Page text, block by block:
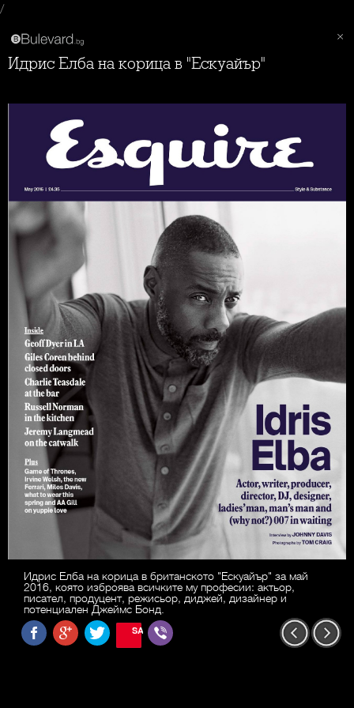
/
Идрис Елба на корица в "Ескуайър"
Идрис Елба на корица в британското "Ескуайър" за май
2016, която изброява всичките му професии: актьор,
писател, продуцент, режисьор, диджей, дизайнер и
потенциален Джеймс Бонд.
SAVE